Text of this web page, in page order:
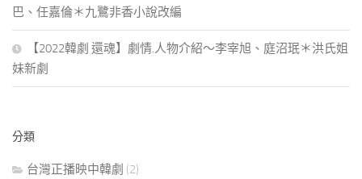
巴、任嘉倫＊九鷺非香小說改編
【2022韓劇 還魂】劇情.人物介紹～李宰旭、庭沼珉＊洪氏姐
妹新劇
分類
台灣正播映中韓劇 (2)